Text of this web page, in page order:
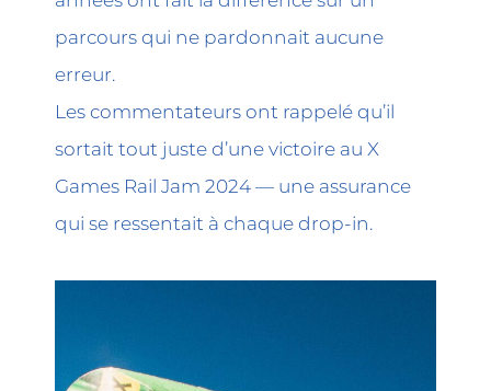
parcours qui ne pardonnait aucune
erreur.
Les commentateurs ont rappelé qu’il
sortait tout juste d’une victoire au X
Games Rail Jam 2024 — une assurance
qui se ressentait à chaque drop-in.